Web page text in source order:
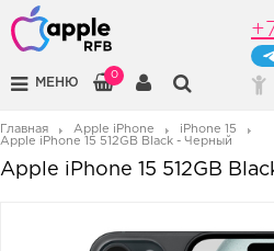
МЕНЮ
0
Главная Apple iPhone
iPhone 15
Apple iPhone 15 512GB Black - Черный
Apple iPhone 15 512GB